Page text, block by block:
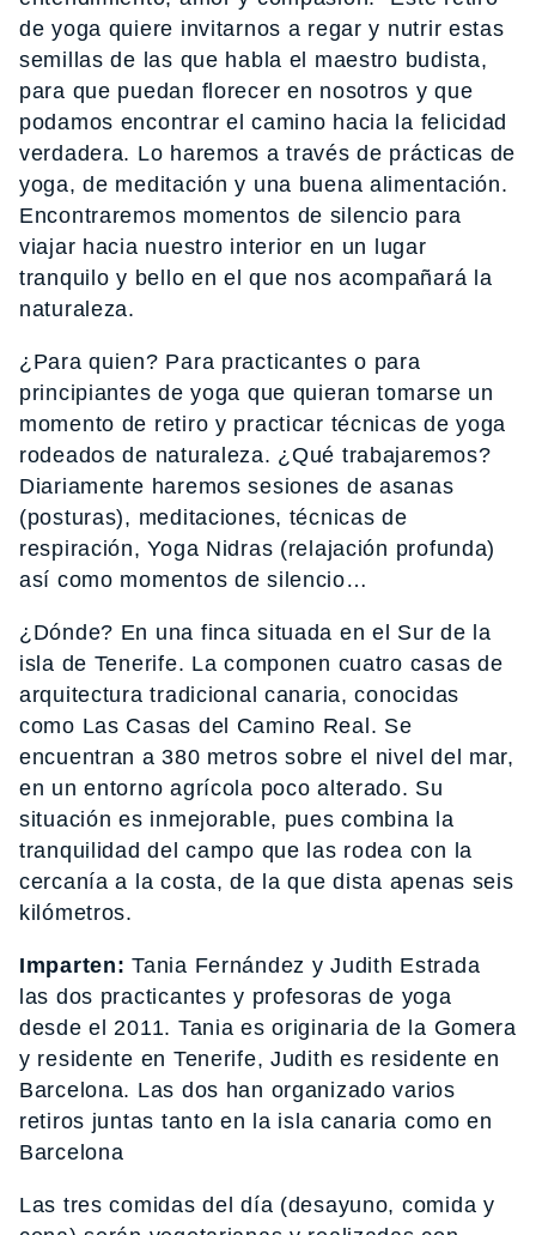
de yoga quiere invitarnos a regar y nutrir estas
semillas de las que habla el maestro budista,
para que puedan florecer en nosotros y que
podamos encontrar el camino hacia la felicidad
verdadera. Lo haremos a través de prácticas de
yoga, de meditación y una buena alimentación.
Encontraremos momentos de silencio para
viajar hacia nuestro interior en un lugar
tranquilo y bello en el que nos acompañará la
naturaleza.
¿Para quien? Para practicantes o para
principiantes de yoga que quieran tomarse un
momento de retiro y practicar técnicas de yoga
rodeados de naturaleza. ¿Qué trabajaremos?
Diariamente haremos sesiones de asanas
(posturas), meditaciones, técnicas de
respiración, Yoga Nidras (relajación profunda)
así como momentos de silencio…
¿Dónde? En una finca situada en el Sur de la
isla de Tenerife. La componen cuatro casas de
arquitectura tradicional canaria, conocidas
como Las Casas del Camino Real. Se
encuentran a 380 metros sobre el nivel del mar,
en un entorno agrícola poco alterado. Su
situación es inmejorable, pues combina la
tranquilidad del campo que las rodea con la
cercanía a la costa, de la que dista apenas seis
kilómetros.
Imparten: Tania Fernández y Judith Estrada
las dos practicantes y profesoras de yoga
desde el 2011. Tania es originaria de la Gomera
y residente en Tenerife, Judith es residente en
Barcelona. Las dos han organizado varios
retiros juntas tanto en la isla canaria como en
Barcelona
Las tres comidas del día (desayuno, comida y